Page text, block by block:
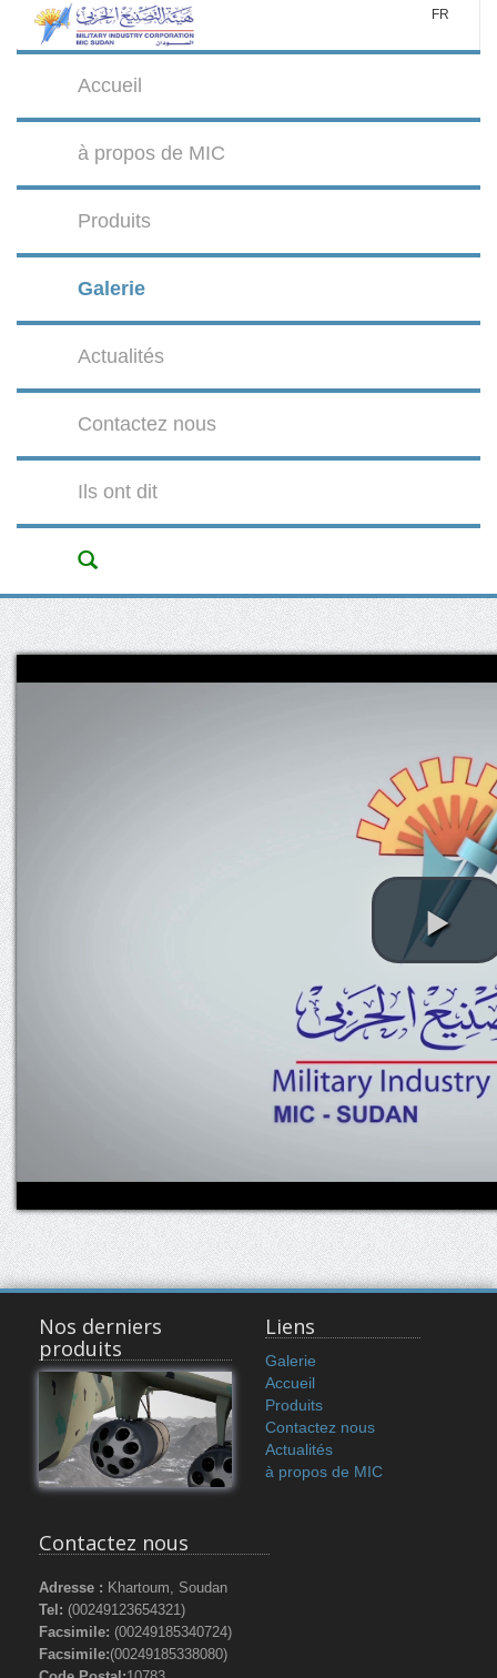
FR
Accueil
à propos de MIC
Produits
Galerie
Actualités
Contactez nous
Ils ont dit
Nos derniers
produits
Liens
Galerie
Accueil
Produits
Contactez nous
Actualités
à propos de MIC
Contactez nous
Adresse : Khartoum, Soudan
Tel: (00249123654321)
Facsimile: (00249185340724)
Facsimile:(00249185338080)